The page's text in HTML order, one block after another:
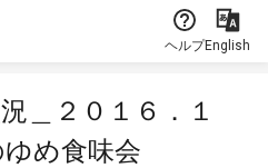
ヘルプEnglish
＿２０１６．１
め食味会